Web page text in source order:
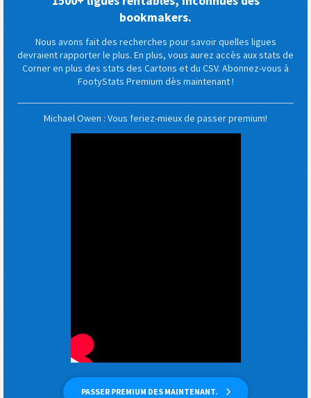
bookmakers.
Nous avons fait des recherches pour savoir quelles ligues
devraient rapporter le plus. En plus, vous aurez accès aux stats de
Corner en plus des stats des Cartons et du CSV. Abonnez-vous à
FootyStats Premium dès maintenant !
PASSER PREMIUM DES MAINTENANT.
Michael Owen : Vous feriez-mieux de passer premium!